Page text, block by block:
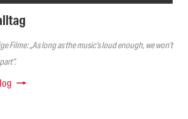
Filme: „As long as the music’s loud enough, we won’t